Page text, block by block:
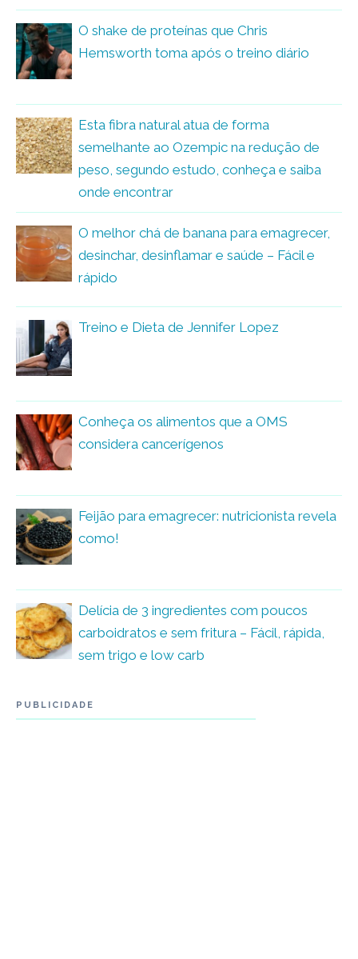
O shake de proteínas que Chris
Hemsworth toma após o treino diário
Esta fibra natural atua de forma
semelhante ao Ozempic na redução de
peso, segundo estudo, conheça e saiba
onde encontrar
O melhor chá de banana para emagrecer,
desinchar, desinflamar e saúde – Fácil e
rápido
Treino e Dieta de Jennifer Lopez
Conheça os alimentos que a OMS
considera cancerígenos
Feijão para emagrecer: nutricionista revela
como!
Delícia de 3 ingredientes com poucos
carboidratos e sem fritura – Fácil, rápida,
sem trigo e low carb
PUBLICIDADE